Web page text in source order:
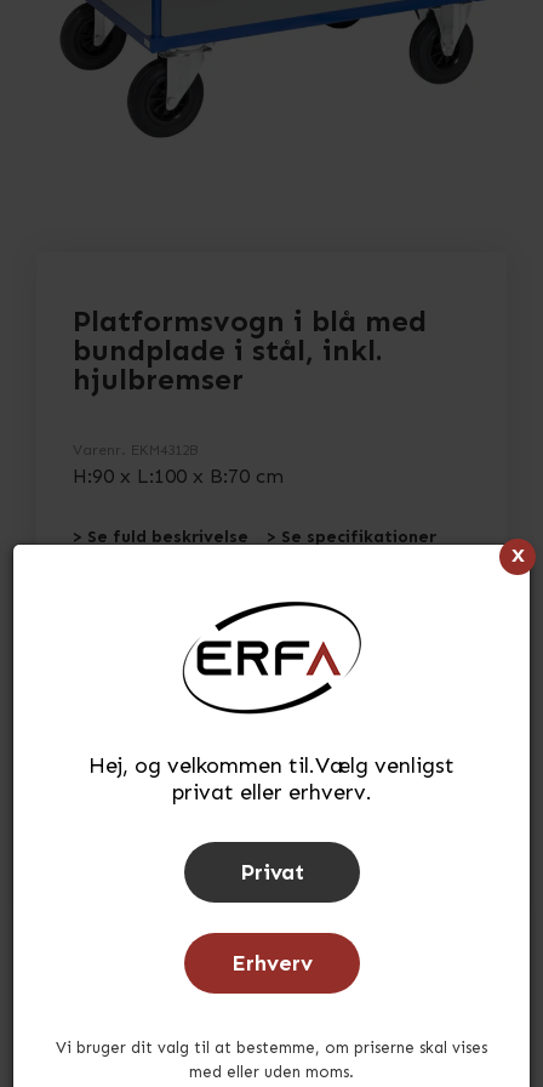
x
Hej, og velkommen til.Vælg venligst
privat eller erhverv.
Privat
Erhverv
Vi bruger dit valg til at bestemme, om priserne skal vises
med eller uden moms.
Platformsvogn i blå med
bundplade i stål, inkl.
hjulbremser
Varenr. EKM4312B
H:90 x L:100 x B:70 cm
> Se fuld beskrivelse > Se specifikationer
kr.
Tilføj til ønskeliste
På lager
Tid for afsendelse: ca. 5-10 hverdage